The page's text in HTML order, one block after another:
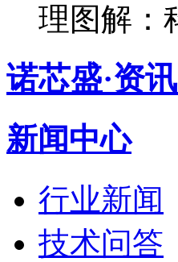
理图解：
诺芯盛·资
新闻中心
行业新闻
技术问答